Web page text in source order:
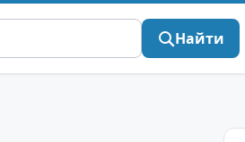
Найти